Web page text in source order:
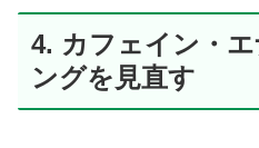
4. カフェイン・
ングを見直す